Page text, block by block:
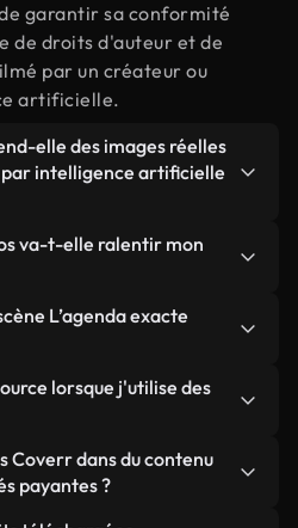
garantir sa conformité
de droits d'auteur et de
par un créateur ou
artificielle.
elle des images réelles
par intelligence artificielle
bibliothèque hybride
images filmées par des
vidéo est clairement
toujours ce que
va-t-elle ralentir mon
versions optimisées.
légers, prêts pour le
élevée tout en
chargement et en
comme le LCP.
L’agenda exacte
instantanément avec
suffit de décrire la scène,
secondes une vidéo
à nos normes de licence.
lorsque j'utilise des
requise. Toutes les vidéos
libres de droits et
Coverr dans du contenu
payantes ?
vidéo de Coverr peuvent